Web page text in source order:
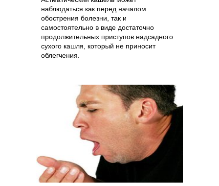
наблюдаться как перед началом
обострения болезни, так и
самостоятельно в виде достаточно
продолжительных приступов надсадного
сухого кашля, который не приносит
облегчения.